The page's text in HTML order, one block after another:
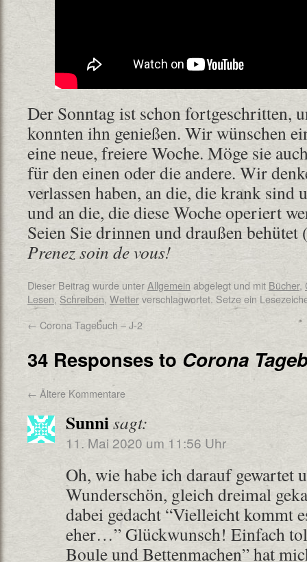
Der Sonntag ist schon fortgeschritten,
konnten ihn genießen. Wir wünschen
eine neue, freiere Woche. Möge sie
für den einen oder die andere. Wir
verlassen haben, an die, die krank sind
und an die, die diese Woche operiert
Seien Sie drinnen und draußen
Prenez soin de vous!
Dieser Beitrag wurde unterAllgemein abgelegt und mit Bücher,
Lesen, Schreiben, Wetterverschlagwortet. Setze ein
← Corona Tagebuch – J-2
34 Responses to Corona
← Ältere Kommentare
Sunnisagt:
11. Mai 2020 um 11:56 Uhr
Oh, wie habe ich darauf gewartet
Wunderschön, gleich dreimal
dabei gedacht “Vielleicht kommt
eher…” Glückwunsch! Einfach
Boule und Bettenmachen” hat